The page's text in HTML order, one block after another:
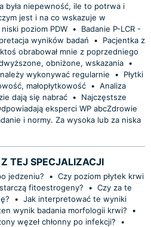
była niepewność, ile to potrwa i
jest i na co wskazuje w
poziom PDW •
Badanie P-LCR -
wyników badań
•
Pacjentka z
obrabował mnie z poprzedniego
obniżone, wskazania •
wykonywać regularnie
•
Płytki
małopłytkowość • Analiza
dają się nabrać •
Najczęstsze
eksperci WP abcZdrowie
i normy. Za wysoka lub za niska
TEJ SPECJALIZACJI
jedzeniu? • Czy poziom płytek krwi
fitoestrogeny? • Czy za te
• Jak interpretować te wyniki
wynik badania morfologii krwi?
•
węzeł chłonny po infekcji?
•